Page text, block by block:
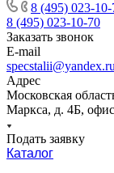
8 (495) 023-10-
8 (495) 023-10-70
Заказать звонок
E-mail
specstalii@yandex.ru
Адрес
Московская
Маркса, д. 4Б,
Подать заявку
Каталог